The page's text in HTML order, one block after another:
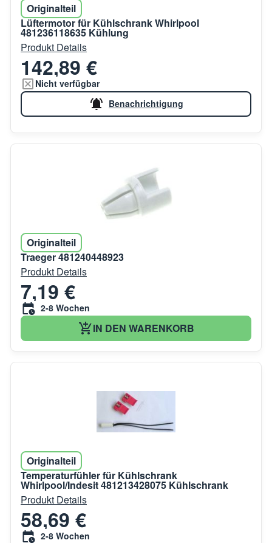
Originalteil
Lüftermotor für Kühlschrank Whirlpool
481236118635 Kühlung
Produkt Details
142,89 €
Nicht verfügbar
Benachrichtigung
Originalteil
Traeger 481240448923
Produkt Details
7,19 €
2-8 Wochen
IN DEN WARENKORB
Originalteil
Temperaturfühler für Kühlschrank
Whirlpool/Indesit 481213428075 Kühlschrank
Produkt Details
58,69 €
2-8 Wochen